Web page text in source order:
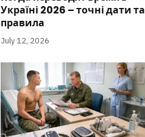
Україні 2026 – точні дати та
правила
July 12, 2026